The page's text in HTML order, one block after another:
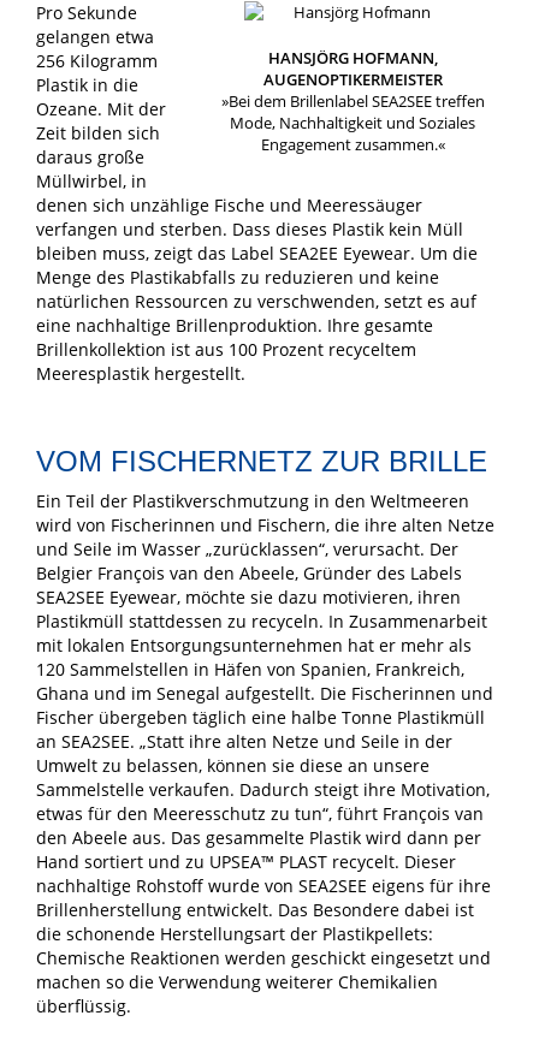
HANSJÖRG HOFMANN,
AUGEN­OPTIKER­­MEISTER
»Bei dem Brillenlabel SEA2SEE treffen
Mode, Nachhaltigkeit und Soziales
Engagement zusammen.«
Pro Sekunde
gelangen etwa
256 Kilogramm
Plastik in die
Ozeane. Mit der
Zeit bilden sich
daraus große
Müllwirbel, in
denen sich unzählige Fische und Meeressäuger
verfangen und sterben. Dass dieses Plastik kein Müll
bleiben muss, zeigt das Label SEA2EE Eyewear. Um die
Menge des Plastikabfalls zu reduzieren und keine
natürlichen Ressourcen zu verschwenden, setzt es auf
eine nachhaltige Brillenproduktion. Ihre gesamte
Brillenkollektion ist aus 100 Prozent recyceltem
Meeresplastik hergestellt.
VOM FISCHERNETZ ZUR BRILLE
Ein Teil der Plastikverschmutzung in den Weltmeeren
wird von Fischerinnen und Fischern, die ihre alten Netze
und Seile im Wasser „zurücklassen“, verursacht. Der
Belgier François van den Abeele, Gründer des Labels
SEA2SEE Eyewear, möchte sie dazu motivieren, ihren
Plastikmüll stattdessen zu recyceln. In Zusammenarbeit
mit lokalen Entsorgungsunternehmen hat er mehr als
120 Sammelstellen in Häfen von Spanien, Frankreich,
Ghana und im Senegal aufgestellt. Die Fischerinnen und
Fischer übergeben täglich eine halbe Tonne Plastikmüll
an SEA2SEE. „Statt ihre alten Netze und Seile in der
Umwelt zu belassen, können sie diese an unsere
Sammelstelle verkaufen. Dadurch steigt ihre Motivation,
etwas für den Meeresschutz zu tun“, führt François van
den Abeele aus. Das gesammelte Plastik wird dann per
Hand sortiert und zu UPSEA™ PLAST recycelt. Dieser
nachhaltige Rohstoff wurde von SEA2SEE eigens für ihre
Brillenherstellung entwickelt. Das Besondere dabei ist
die schonende Herstellungsart der Plastikpellets:
Chemische Reaktionen werden geschickt eingesetzt und
machen so die Verwendung weiterer Chemikalien
überflüssig.